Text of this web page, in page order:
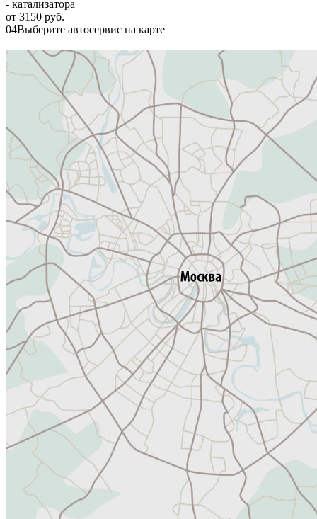
- катализатора
от 3150 руб.
04Выберите автосервис на карте